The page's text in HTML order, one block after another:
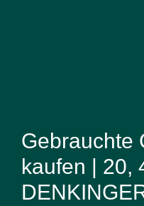
Gebrauchte
kaufen | 20,